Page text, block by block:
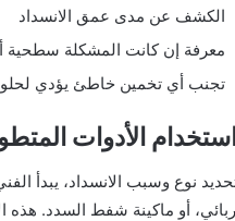
الكشف عن مدى عمق الانسداد
معرفة إن كانت المشكلة سطحية
تجنب أي تخمين خاطئ يؤدي
نوع وسبب الانسداد، يبدأ
أو ماكينة شفط السدد. هذه